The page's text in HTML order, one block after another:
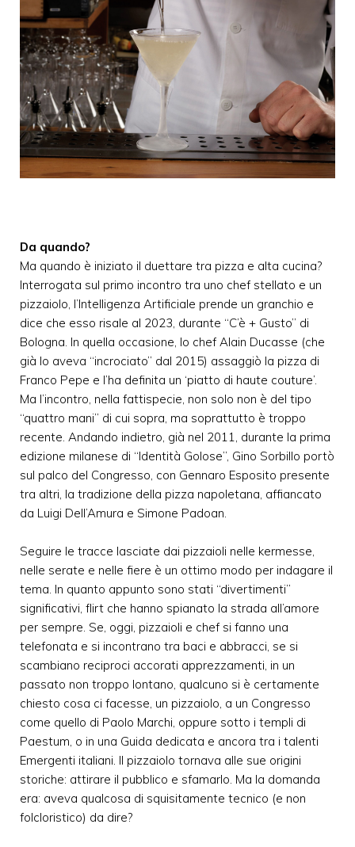
Da quando?
Ma quando è iniziato il duettare tra pizza e alta cucina?
Interrogata sul primo incontro tra uno chef stellato e un
pizzaiolo, l’Intelligenza Artificiale prende un granchio e
dice che esso risale al 2023, durante “C’è + Gusto” di
Bologna. In quella occasione, lo chef Alain Ducasse (che
già lo aveva “incrociato” dal 2015) assaggiò la pizza di
Franco Pepe e l’ha definita un ‘piatto di haute couture’.
Ma l’incontro, nella fattispecie, non solo non è del tipo
“quattro mani” di cui sopra, ma soprattutto è troppo
recente. Andando indietro, già nel 2011, durante la prima
edizione milanese di “Identità Golose”, Gino Sorbillo portò
sul palco del Congresso, con Gennaro Esposito presente
tra altri, la tradizione della pizza napoletana, affiancato
da Luigi Dell’Amura e Simone Padoan.
Seguire le tracce lasciate dai pizzaioli nelle kermesse,
nelle serate e nelle fiere è un ottimo modo per indagare il
tema. In quanto appunto sono stati “divertimenti”
significativi, flirt che hanno spianato la strada all’amore
per sempre. Se, oggi, pizzaioli e chef si fanno una
telefonata e si incontrano tra baci e abbracci, se si
scambiano reciproci accorati apprezzamenti, in un
passato non troppo lontano, qualcuno si è certamente
chiesto cosa ci facesse, un pizzaiolo, a un Congresso
come quello di Paolo Marchi, oppure sotto i templi di
Paestum, o in una Guida dedicata e ancora tra i talenti
Emergenti italiani. Il pizzaiolo tornava alle sue origini
storiche: attirare il pubblico e sfamarlo. Ma la domanda
era: aveva qualcosa di squisitamente tecnico (e non
folcloristico) da dire?